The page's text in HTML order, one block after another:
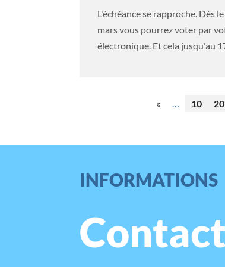
L'échéance se rapproche. Dès
mars vous pourrez voter par
électronique. Et cela jusqu'au
« … 10 20
INFORMATIONS